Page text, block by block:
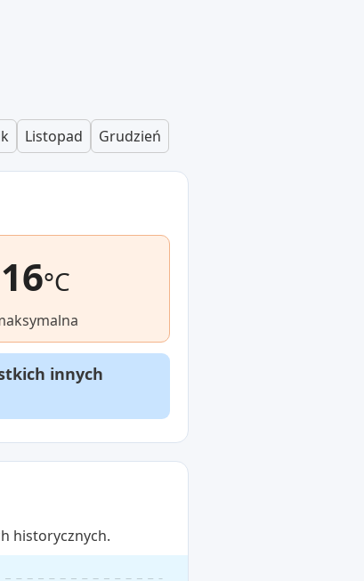
Listopad Grudzień
16°C
innych
historycznych.